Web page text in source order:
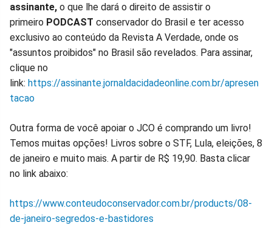
assinante, o que lhe dará o direito de assistir o
primeiro PODCAST conservador do Brasil e ter acesso
exclusivo ao conteúdo da Revista A Verdade, onde os
"assuntos proibidos" no Brasil são revelados. Para assinar,
clique no
link: https://assinante.jornaldacidadeonline.com.br/apresen
tacao
Outra forma de você apoiar o JCO é comprando um livro!
Temos muitas opções! Livros sobre o STF, Lula, eleições, 8
de janeiro e muito mais. A partir de R$ 19,90. Basta clicar
no link abaixo:
https://www.conteudoconservador.com.br/products/08-
de-janeiro-segredos-e-bastidores